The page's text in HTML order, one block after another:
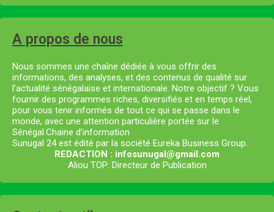
A propos de nous
Nous sommes une chaîne dédiée à vous offrir des
informations, des analyses, et des contenus de qualité sur
l’actualité sénégalaise et internationale. Notre objectif ? Vous
fournir des programmes riches, diversifiés et en temps réel,
pour vous tenir informés de tout ce qui se passe dans le
monde, avec une attention particulière portée sur le
Sénégal.Chaine d’information
Sunugal 24 est édité par la société Eureka Business Group.
REDACTION : infosunugal@gmail.com
Aliou TOP: Directeur de Publication